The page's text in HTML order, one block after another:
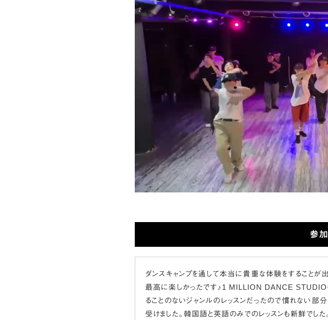
参
ダンスキャンプを通して本当に貴重な体験をすること
最高に楽しかったです♪1 MILLION DANCE STUDIOの
ることのないジャンルのレッスンだったので慣れない部
受けました。韓国語と英語のみでのレッスンも新鮮でした